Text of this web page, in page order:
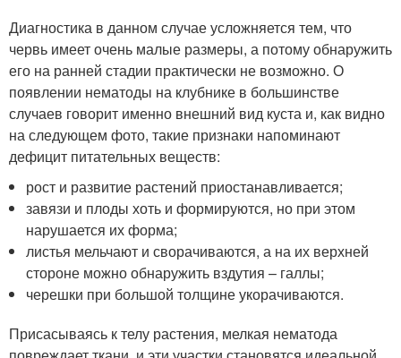
Диагностика в данном случае усложняется тем, что
червь имеет очень малые размеры, а потому обнаружить
его на ранней стадии практически не возможно. О
появлении нематоды на клубнике в большинстве
случаев говорит именно внешний вид куста и, как видно
на следующем фото, такие признаки напоминают
дефицит питательных веществ:
рост и развитие растений приостанавливается;
завязи и плоды хоть и формируются, но при этом
нарушается их форма;
листья мельчают и сворачиваются, а на их верхней
стороне можно обнаружить вздутия – галлы;
черешки при большой толщине укорачиваются.
Присасываясь к телу растения, мелкая нематода